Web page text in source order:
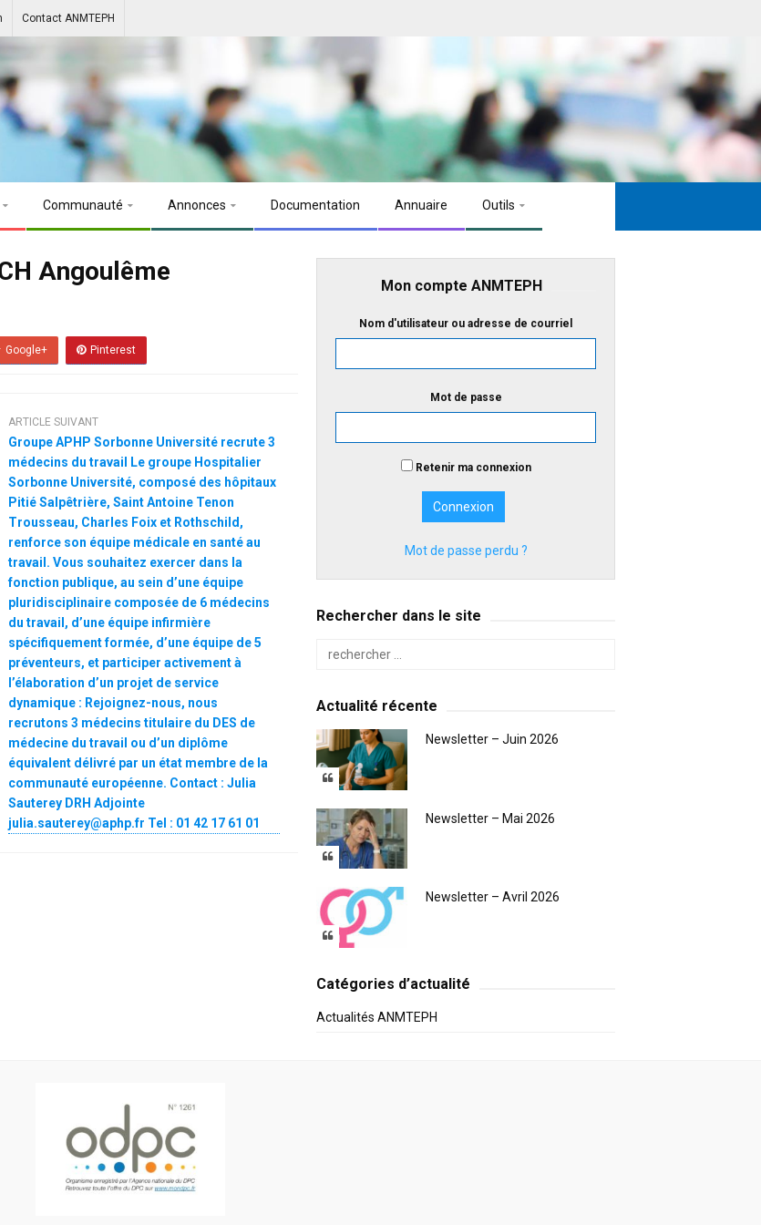
Contact ANMTEPH
Communauté Annonces Documentation Annuaire Outils
Angoulême
Google+ Pinterest
ARTICLE SUIVANT
Groupe APHP Sorbonne Université recrute 3
médecins du travail Le groupe Hospitalier
Sorbonne Université, composé des hôpitaux
Pitié Salpêtrière, Saint Antoine Tenon
Trousseau, Charles Foix et Rothschild,
renforce son équipe médicale en santé au
travail. Vous souhaitez exercer dans la
fonction publique, au sein d’une équipe
pluridisciplinaire composée de 6 médecins
du travail, d’une équipe infirmière
spécifiquement formée, d’une équipe de 5
préventeurs, et participer activement à
l’élaboration d’un projet de service
dynamique : Rejoignez-nous, nous
recrutons 3 médecins titulaire du DES de
médecine du travail ou d’un diplôme
équivalent délivré par un état membre de la
communauté européenne. Contact : Julia
Sauterey DRH Adjointe
julia.sauterey@aphp.fr Tel : 01 42 17 61 01
Mon compte ANMTEPH
Nom d'utilisateur ou adresse de courriel
Mot de passe
Retenir ma connexion
Mot de passe perdu ?
Rechercher dans le site
Actualité récente
Newsletter – Juin 2026
Newsletter – Mai 2026
Newsletter – Avril 2026
Catégories d’actualité
Actualités ANMTEPH